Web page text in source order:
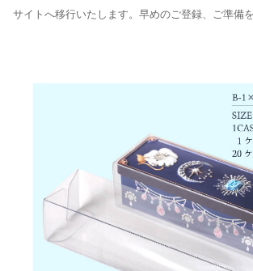
サイトへ移行いたします。早めのご登録、ご準備